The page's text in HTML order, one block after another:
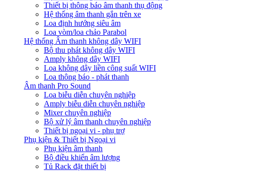
Thiết bị thông báo âm thanh thụ động
Hệ thống âm thanh gắn trên xe
Loa định hướng siêu âm
Loa vòm/loa chảo Parabol
Hệ thống Âm thanh không dây WIFI
Bộ thu phát không dây WIFI
Amply không dây WIFI
Loa không dây liền công suất WIFI
Loa thông báo - phát thanh
Âm thanh Pro Sound
Loa biễu diễn chuyên nghiệp
Amply biễu diễn chuyên nghiệp
Mixer chuyên nghiệp
Bộ xử lý âm thanh chuyên nghiệp
Thiết bị ngoại vi - phụ trợ
Phụ kiện & Thiết bị Ngoại vi
Phụ kiện âm thanh
Bộ điều khiển âm lượng
Tủ Rack đặt thiết bị